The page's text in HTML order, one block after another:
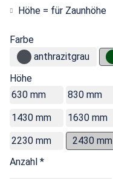
Höhe = für Zaunhöhe
Farbe
anthrazitgrau
Höhe
630 mm
830 mm
1430 mm
1630 mm
2230 mm
2430 mm
Anzahl *